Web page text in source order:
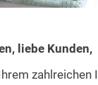
liebe Kunden,
zahlreichen